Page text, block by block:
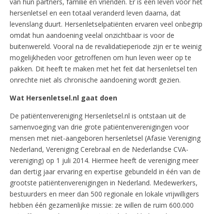
hersenletsel en een totaal veranderd leven daarna, dat
levenslang duurt. Hersenletselpatiënten ervaren veel onbegrip
omdat hun aandoening veelal onzichtbaar is voor de
buitenwereld. Vooral na de revalidatieperiode zijn er te weinig
mogelijkheden voor getroffenen om hun leven weer op te
pakken. Dit heeft te maken met het feit dat hersenletsel ten
onrechte niet als chronische aandoening wordt gezien.
Wat Hersenletsel.nl gaat doen
De patiëntenvereniging Hersenletsel.nl is ontstaan uit de
samenvoeging van drie grote patiëntenverenigingen voor
mensen met niet-aangeboren hersenletsel (Afasie Vereniging
Nederland, Vereniging Cerebraal en de Nederlandse CVA-
vereniging) op 1 juli 2014. Hiermee heeft de vereniging meer
dan dertig jaar ervaring en expertise gebundeld in één van de
grootste patiëntenverenigingen in Nederland. Medewerkers,
bestuurders en meer dan 500 regionale en lokale vrijwilligers
hebben één gezamenlijke missie: ze willen de ruim 600.000